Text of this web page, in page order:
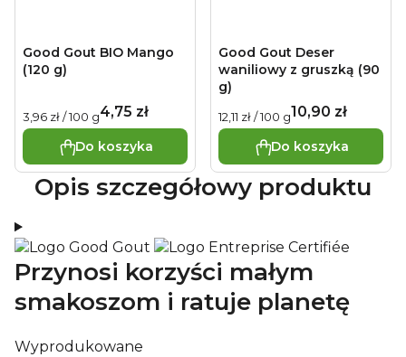
Good Gout BIO Mango
(120 g)
4,75 zł
Cena
jednostkowa:
3,96 zł / 100 g
Do koszyka
Good Gout Deser
waniliowy z gruszką (90
g)
10,90 zł
Cena
jednostkowa:
12,11 zł / 100 g
Do koszyka
Opis szczegółowy produktu
Przynosi korzyści małym
smakoszom i ratuje planetę
Wyprodukowane